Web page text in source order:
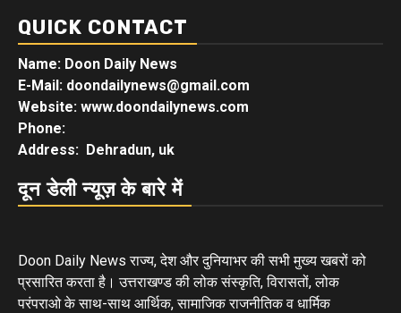
QUICK CONTACT
Name: Doon Daily News
E-Mail: doondailynews@gmail.com
Website: www.doondailynews.com
Phone:
Address: Dehradun, uk
दून डेली न्यूज़ के बारे में
Doon Daily News राज्य, देश और दुनियाभर की सभी मुख्य खबरों को
प्रसारित करता है। उत्तराखण्ड की लोक संस्कृति, विरासतों, लोक
परंपराओ के साथ-साथ आर्थिक, सामाजिक राजनीतिक व धार्मिक